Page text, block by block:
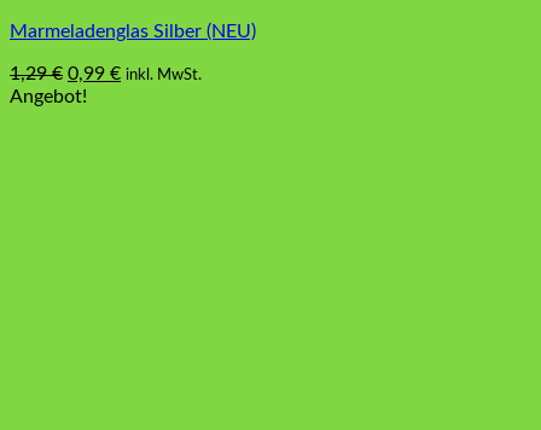
Marmeladenglas Silber (NEU)
1,29€ Ursprünglicher
Preis
0,99 €Aktueller
inkl. MwSt.
Angebot!